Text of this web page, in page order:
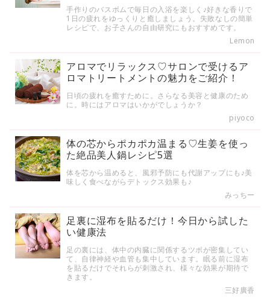
手作りのバスボムで毎日の入浴を楽しく♪好きな香りで
1日の疲れをゆっくりと癒しましょう。失敗なしの簡単
レシピで、お子さんの自由研究にもおすすめです。
Lemon
アロマでリラックス♡サロンで受けるア
ロマトリートメントの魅力をご紹介！
日頃の疲れを癒すために。さらなる美容と健康のため
に。時にはアロマはいかがでしょうか？
piyoco
体の芯からポカポカ温まる♡生姜を使っ
た絶品美人鍋レシピ5選
体を芯から温めると、風邪予防にも代謝アップにも♪美
味しく食べながらデトックス効果も♪
みっちー
足裏に湿布を貼るだけ！今日から試した
い健康法
足の裏には、体中の内臓に関係するツボが密集してい
て、自律神経や血管も集中しています。眠る前に湿布
を貼るだけでそれらが刺激され、様々な効果が期待で
きます。
三好廣香